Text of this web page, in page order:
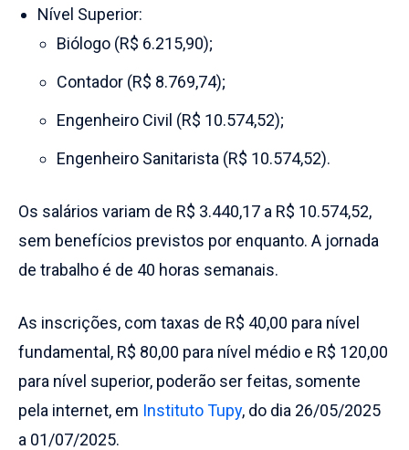
Nível Superior:
Biólogo (R$ 6.215,90);
Contador (R$ 8.769,74);
Engenheiro Civil (R$ 10.574,52);
Engenheiro Sanitarista (R$ 10.574,52).
Os salários variam de R$ 3.440,17 a R$ 10.574,52,
sem benefícios previstos por enquanto. A jornada
de trabalho é de 40 horas semanais.
As inscrições, com taxas de R$ 40,00 para nível
fundamental, R$ 80,00 para nível médio e R$ 120,00
para nível superior, poderão ser feitas, somente
pela internet, em Instituto Tupy, do dia 26/05/2025
a 01/07/2025.